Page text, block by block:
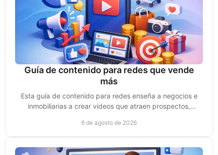
Guía de contenido para redes que vende
más
Esta guía de contenido para redes enseña a negocios e
inmobiliarias a crear videos que atraen prospectos,
6 de agosto de 2026